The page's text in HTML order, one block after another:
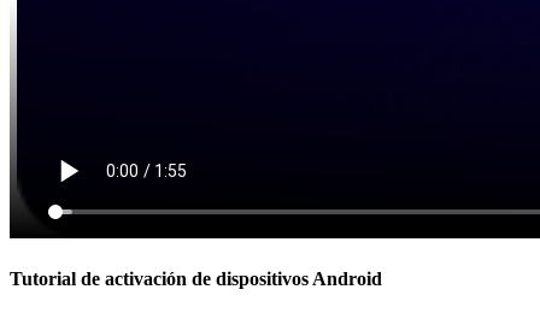
Tutorial de activación de dispositivos Android